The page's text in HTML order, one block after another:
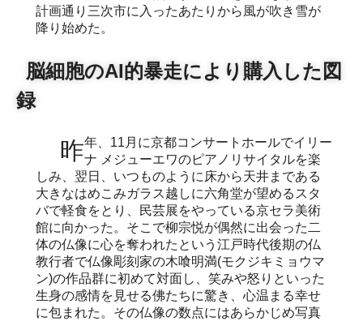
計画通り三次市に入ったあたりから風が吹き雪が
降り始めた。
脳細胞のAI的暴走により購入した図
録
昨年、11月に京都コンサートホールでイリーナ メジューエワのピアノリサイタルを楽
しみ、翌日、いつものように床から天井まである
大きなはめこみガラス越しに六角堂が望めるスタ
バで軽食をとり、民芸展をやっている京セラ美術
館に向かった。そこで柳宗悦が偶然に出会った二
体の仏像に心を奪われたという江戸時代後期の仏
教行者で仏像彫刻家の木喰明満(モクジキミョウマ
ン)の作品群に初めて対面し、笑みや怒りといった
生身の感情を見せる佛たちに驚き、心温まる幸せ
に包まれた。その仏像の数点にはあらかじめ写真